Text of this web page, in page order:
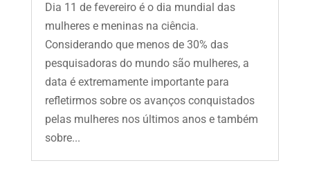
Dia 11 de fevereiro é o dia mundial das
mulheres e meninas na ciência.
Considerando que menos de 30% das
pesquisadoras do mundo são mulheres, a
data é extremamente importante para
refletirmos sobre os avanços conquistados
pelas mulheres nos últimos anos e também
sobre...